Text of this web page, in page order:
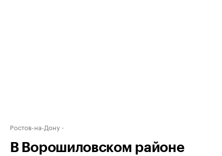
Ростов-на-Дону
В Ворошиловском районе